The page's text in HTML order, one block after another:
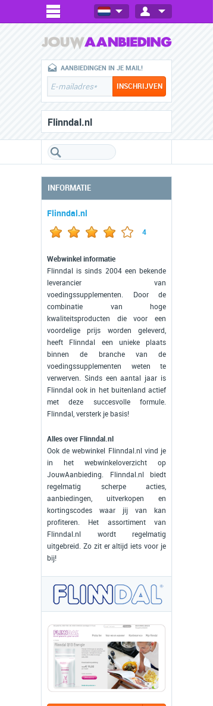
AANBIEDINGEN IN JE MAIL!
Flinndal.nl
INFORMATIE
Flinndal.nl
4
Webwinkel informatie
Flinndal is sinds 2004 een bekende
leverancier van
voedingssupplementen. Door de
combinatie van hoge
kwaliteitsproducten die voor een
voordelige prijs worden geleverd,
heeft Flinndal een unieke plaats
binnen de branche van de
voedingssupplementen weten te
verwerven. Sinds een aantal jaar is
Flinndal ook in het buitenland actief
met deze succesvolle formule.
Flinndal, versterk je basis!
Alles over Flinndal.nl
Ook de webwinkel Flinndal.nl vind je
in het webwinkeloverzicht op
JouwAanbieding. Flinndal.nl biedt
regelmatig scherpe acties,
aanbiedingen, uitverkopen en
kortingscodes waar jij van kan
profiteren. Het assortiment van
Flinndal.nl wordt regelmatig
uitgebreid. Zo zit er altijd iets voor je
bij!